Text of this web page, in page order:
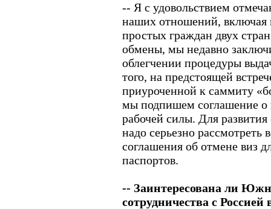
-- Я с удовольствием
наших отношений, включая
простых граждан двух
обмены, мы недавно
облегчении процедуры
того, на предстоящей
приуроченной к саммиту
мы подпишем соглашение
рабочей силы. Для
надо серьезно рассмотреть
соглашения об отмене виз
паспортов.
-- Заинтересована ли
сотрудничества с Россией